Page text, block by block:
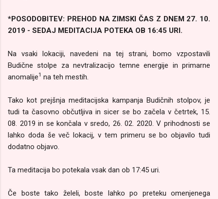
*POSODOBITEV: PREHOD NA ZIMSKI ČAS Z DNEM 27. 10.
2019 - SEDAJ MEDITACIJA POTEKA OB 16:45 URI.
Na vsaki lokaciji, navedeni na tej strani, bomo vzpostavili
Budične stolpe za nevtralizacijo temne energije in primarne
anomalije1 na teh mestih.
Tako kot prejšnja meditacijska kampanja Budičnih stolpov, je
tudi ta časovno občutljiva in sicer se bo začela v četrtek, 15.
08. 2019 in se končala v sredo, 26. 02. 2020. V prihodnosti se
lahko doda še več lokacij, v tem primeru se bo objavilo tudi
dodatno objavo.
Ta meditacija bo potekala vsak dan ob 17:45 uri.
Če boste tako želeli, boste lahko po preteku omenjenega